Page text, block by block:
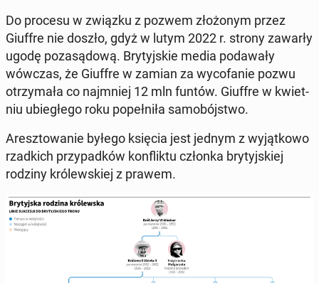
Do procesu w związku z pozwem zło­żo­nym przez
Giuffre nie doszło, gdyż w lutym 2022 r. strony zawarły
ugodę po­za­są­do­wą. Bry­tyj­skie media po­da­wa­ły
wówczas, że Giuffre w zamian za wy­co­fa­nie pozwu
otrzy­ma­ła co naj­mniej 12 mln funtów. Giuffre w kwiet­
niu ubie­głe­go roku po­peł­ni­ła sa­mo­bój­stwo.
Aresz­to­wa­nie byłego księcia jest jednym z wy­jąt­ko­wo
rzad­kich przy­pad­ków kon­flik­tu członka bry­tyj­skiej
rodziny kró­lew­skiej z prawem.